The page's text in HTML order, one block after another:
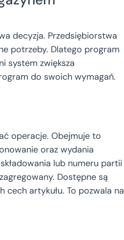
decyzja. Przedsiębiorstwa
potrzeby. Dlatego program
system zwiększa
do swoich wymagań.
operacje. Obejmuje to
oraz wydania
lub numeru partii
Dostępne są
cech artykułu. To pozwala na